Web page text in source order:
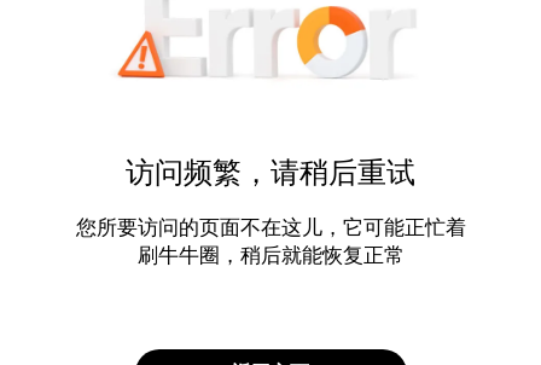
访问频繁，请稍后重试
您所要访问的页面不在这儿，它可能正忙着
刷牛牛圈，稍后就能恢复正常